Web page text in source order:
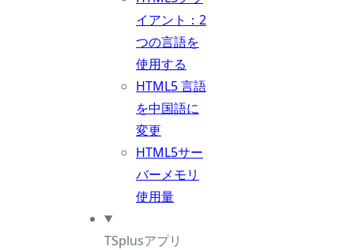
イアント：2
つの言語を
使用する
HTML5 言語
を中国語に
変更
HTML5サー
バーメモリ
使用量
TSplusアプリ